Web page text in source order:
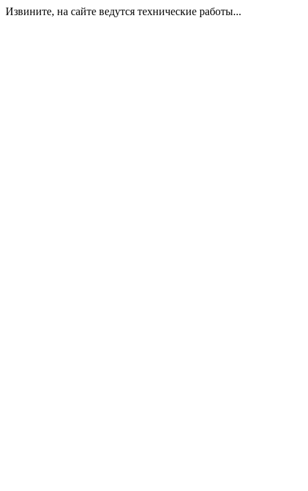
Извините, на сайте ведутся технические работы...